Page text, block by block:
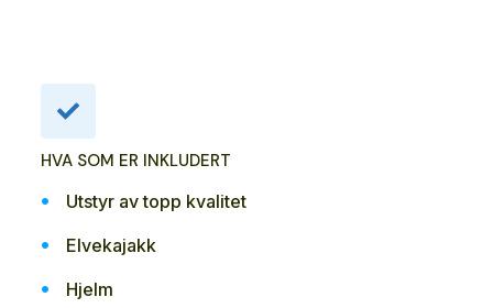
HVA SOM ER INKLUDERT
Utstyr av topp kvalitet
Elvekajakk
Hjelm